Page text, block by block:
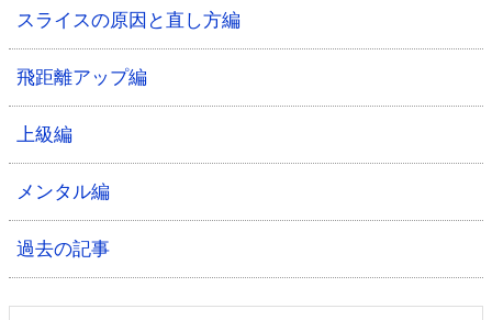
スライスの原因と直し方編
飛距離アップ編
上級編
メンタル編
過去の記事